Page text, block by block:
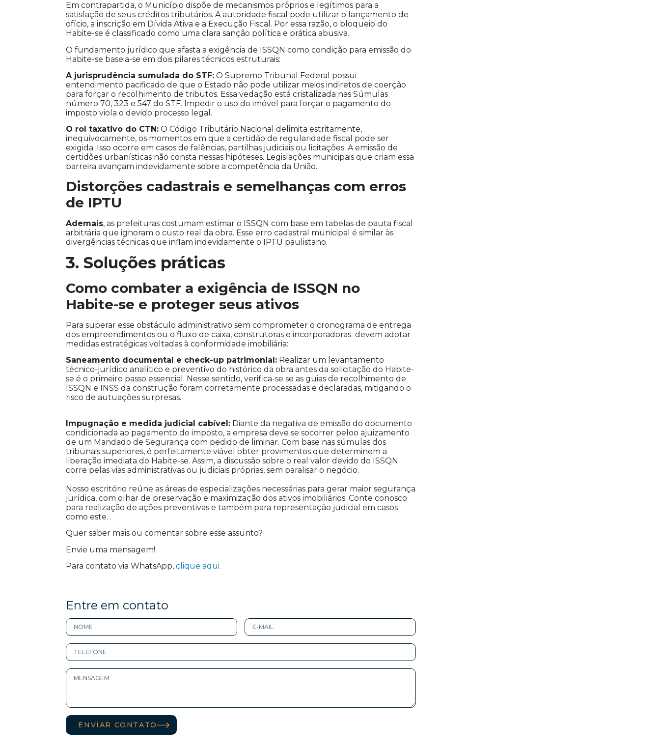
Em contrapartida, o Município dispõe de mecanismos próprios e legítimos para a
satisfação de seus créditos tributários. A autoridade fiscal pode utilizar o lançamento de
ofício, a inscrição em Dívida Ativa e a Execução Fiscal. Por essa razão, o bloqueio do
Habite-se é classificado como uma clara sanção política e prática abusiva.
O fundamento jurídico que afasta a exigência de ISSQN como condição para emissão do
Habite-se baseia-se em dois pilares técnicos estruturais:
A jurisprudência sumulada do STF: O Supremo Tribunal Federal possui
entendimento pacificado de que o Estado não pode utilizar meios indiretos de coerção
para forçar o recolhimento de tributos. Essa vedação está cristalizada nas Súmulas
número 70, 323 e 547 do STF. Impedir o uso do imóvel para forçar o pagamento do
imposto viola o devido processo legal.
O rol taxativo do CTN: O Código Tributário Nacional delimita estritamente,
inequivocamente, os momentos em que a certidão de regularidade fiscal pode ser
exigida. Isso ocorre em casos de falências, partilhas judiciais ou licitações. A emissão de
certidões urbanísticas não consta nessas hipóteses. Legislações municipais que criam essa
barreira avançam indevidamente sobre a competência da União.
Distorções cadastrais e semelhanças com erros
de IPTU
Ademais, as prefeituras costumam estimar o ISSQN com base em tabelas de pauta fiscal
arbitrária que ignoram o custo real da obra. Esse erro cadastral municipal é similar às
divergências técnicas que inflam indevidamente o IPTU paulistano.
3. Soluções práticas
Como combater a exigência de ISSQN no
Habite-se e proteger seus ativos
Para superar esse obstáculo administrativo sem comprometer o cronograma de entrega
dos empreendimentos ou o fluxo de caixa, construtoras e incorporadoras devem adotar
medidas estratégicas voltadas à conformidade imobiliária:
Saneamento documental e check-up patrimonial: Realizar um levantamento
técnico-jurídico analítico e preventivo do histórico da obra antes da solicitação do Habite-
se é o primeiro passo essencial. Nesse sentido, verifica-se se as guias de recolhimento de
ISSQN e INSS da construção foram corretamente processadas e declaradas, mitigando o
risco de autuações surpresas.
Impugnação e medida judicial cabível: Diante da negativa de emissão do documento
condicionada ao pagamento do imposto, a empresa deve se socorrer peloo ajuizamento
de um Mandado de Segurança com pedido de liminar. Com base nas súmulas dos
tribunais superiores, é perfeitamente viável obter provimentos que determinem a
liberação imediata do Habite-se. Assim, a discussão sobre o real valor devido do ISSQN
corre pelas vias administrativas ou judiciais próprias, sem paralisar o negócio.
Nosso escritório reúne as áreas de especializações necessárias para gerar maior segurança
jurídica, com olhar de preservação e maximização dos ativos imobiliários. Conte conosco
para realização de ações preventivas e também para representação judicial em casos
como este. .
Quer saber mais ou comentar sobre esse assunto?
Envie uma mensagem!
Para contato via WhatsApp,clique aqui.
Entre em contato
ENVIAR CONTATO